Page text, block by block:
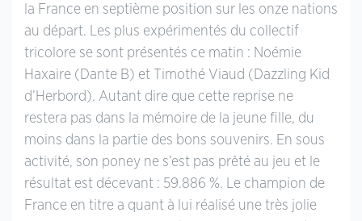
la France en septième position sur les onze nations
au départ. Les plus expérimentés du collectif
tricolore se sont présentés ce matin : Noémie
Haxaire (Dante B) et Timothé Viaud (Dazzling Kid
d’Herbord). Autant dire que cette reprise ne
restera pas dans la mémoire de la jeune fille, du
moins dans la partie des bons souvenirs. En sous
activité, son poney ne s’est pas prêté au jeu et le
résultat est décevant : 59.886 %. Le champion de
France en titre a quant à lui réalisé une très jolie